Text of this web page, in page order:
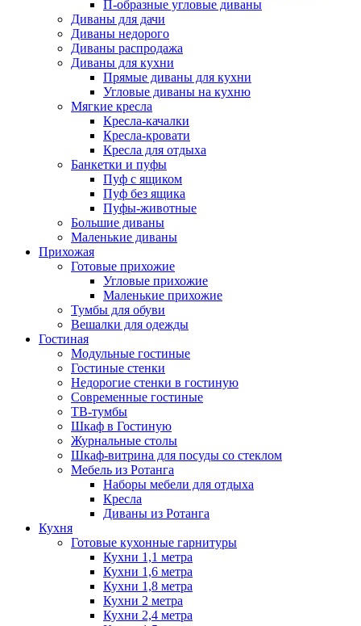
П-образные угловые диваны
Диваны для дачи
Диваны недорого
Диваны распродажа
Диваны для кухни
Прямые диваны для кухни
Угловые диваны на кухню
Мягкие кресла
Кресла-качалки
Кресла-кровати
Кресла для отдыха
Банкетки и пуфы
Пуф с ящиком
Пуф без ящика
Пуфы-животные
Большие диваны
Маленькие диваны
Прихожая
Готовые прихожие
Угловые прихожие
Маленькие прихожие
Тумбы для обуви
Вешалки для одежды
Гостиная
Модульные гостиные
Гостиные стенки
Недорогие стенки в гостиную
Современные гостиные
ТВ-тумбы
Шкаф в Гостиную
Журнальные столы
Шкаф-витрина для посуды со стеклом
Мебель из Ротанга
Наборы мебели для отдыха
Кресла
Диваны из Ротанга
Кухня
Готовые кухонные гарнитуры
Кухни 1,1 метра
Кухни 1,6 метра
Кухни 1,8 метра
Кухни 2 метра
Кухни 2,4 метра